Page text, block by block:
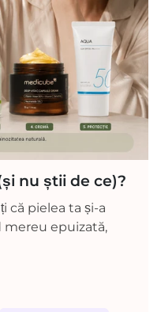
nu știi de ce)?
că pielea ta și-a
mereu epuizată,